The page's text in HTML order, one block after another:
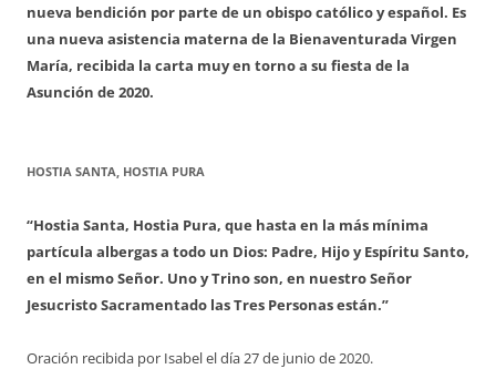
nueva bendición por parte de un obispo católico y español. Es
una nueva asistencia materna de la Bienaventurada Virgen
María, recibida la carta muy en torno a su fiesta de la
Asunción de 2020.
HOSTIA SANTA, HOSTIA PURA
“Hostia Santa, Hostia Pura, que hasta en la más mínima
partícula albergas a todo un Dios: Padre, Hijo y Espíritu Santo,
en el mismo Señor. Uno y Trino son, en nuestro Señor
Jesucristo Sacramentado las Tres Personas están.”
Oración recibida por Isabel el día 27 de junio de 2020.